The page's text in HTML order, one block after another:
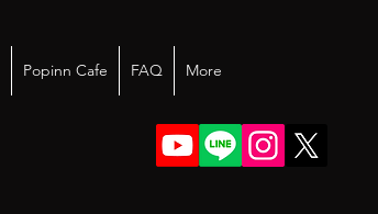
Popinn Cafe FAQ More